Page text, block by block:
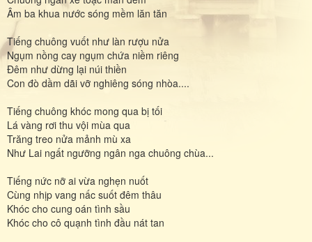
Âm ba khua nước sóng mềm lăn tăn
Tiếng chuông vuốt như làn rượu nửa
Ngụm nồng cay ngụm chứa niềm riêng
Đêm như dừng lại núi thiền
Con đò dầm dãi vỡ nghiêng sóng nhòa....
Tiếng chuông khóc mong qua bị tối
Lá vàng rơi thu vội mùa qua
Trăng treo nửa mảnh mù xa
Như Lai ngất ngưỡng ngân nga chuông chùa...
Tiếng nức nỡ ai vừa nghẹn nuốt
Cùng nhịp vang nấc suốt đêm thâu
Khóc cho cung oán tình sầu
Khóc cho cô quạnh tình đầu nát tan